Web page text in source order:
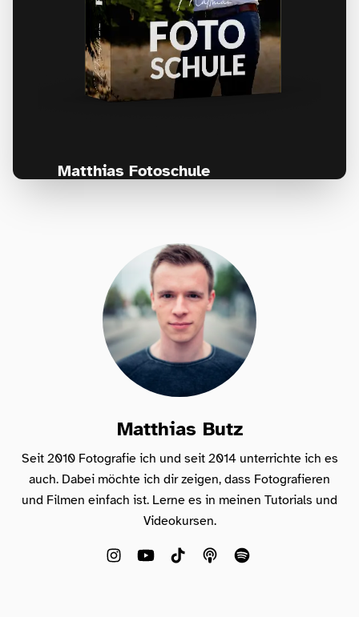
Matthias Fotoschule
Matthias Butz
Seit 2010 Fotografie ich und seit 2014 unterrichte ich es
auch. Dabei möchte ich dir zeigen, dass Fotografieren
und Filmen einfach ist. Lerne es in meinen Tutorials und
Videokursen.